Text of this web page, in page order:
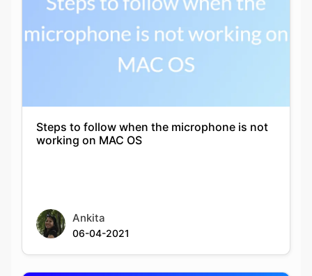
Steps to follow when the microphone is not
working on MAC OS
Ankita
06-04-2021